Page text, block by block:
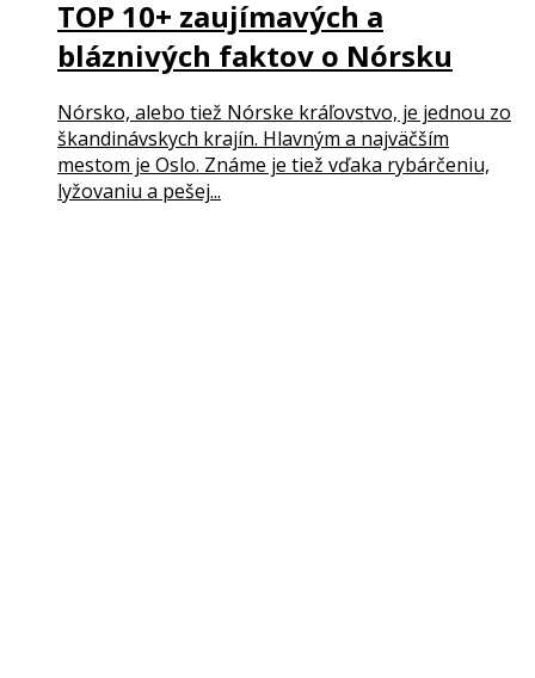
TOP 10+ zaujímavých a
bláznivých faktov o Nórsku
Nórsko, alebo tiež Nórske kráľovstvo, je jednou zo
škandinávskych krajín. Hlavným a najväčším
mestom je Oslo. Známe je tiež vďaka rybárčeniu,
lyžovaniu a pešej...